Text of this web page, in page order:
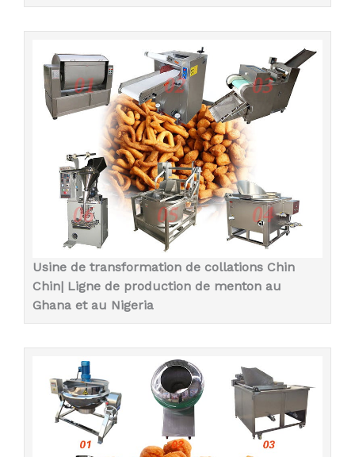
Usine de transformation de collations Chin
Chin| Ligne de production de menton au
Ghana et au Nigeria